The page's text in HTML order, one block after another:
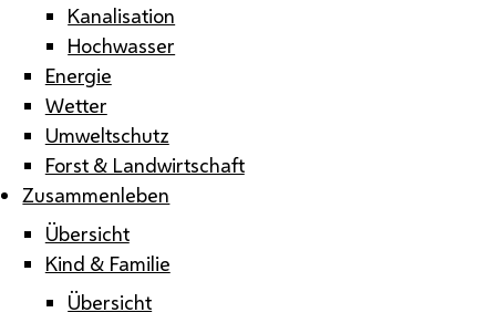
Kanalisation
Hochwasser
Energie
Wetter
Umweltschutz
Forst & Landwirtschaft
Zusammenleben
Übersicht
Kind & Familie
Übersicht